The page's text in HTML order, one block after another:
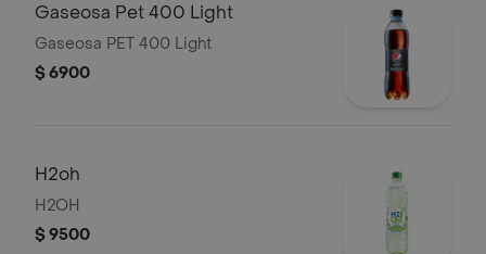
Gaseosa Pet 400 Light
Gaseosa PET 400 Light
$ 6900
H2oh
H2OH
$ 9500